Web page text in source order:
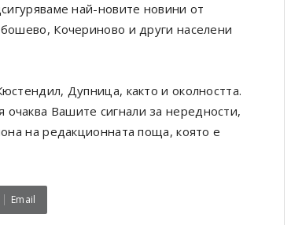
най-новите новини от
Кочериново и други населени
Дупница, както и околността.
очаква Вашите сигнали за нередности,
на редакционната поща, която е
Email